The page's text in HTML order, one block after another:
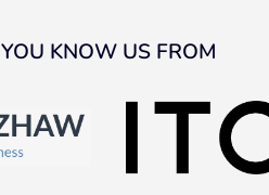
YOU KNOW US FROM